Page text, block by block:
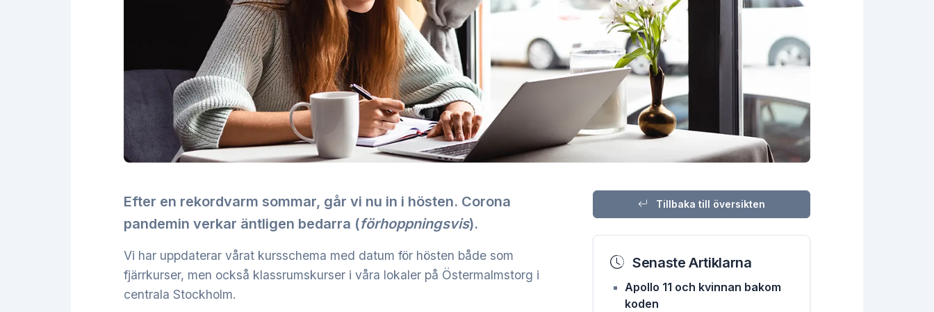
Efter en rekordvarm sommar, går vi nu in i hösten. Corona
pandemin verkar äntligen bedarra (förhoppningsvis).
Vi har uppdaterar vårat kursschema med datum för hösten både som
fjärrkurser, men också klassrumskurser i våra lokaler på Östermalmstorg i
centrala Stockholm.
Tillbaka till översikten
Senaste Artiklarna
Apollo 11 och kvinnan bakom
koden